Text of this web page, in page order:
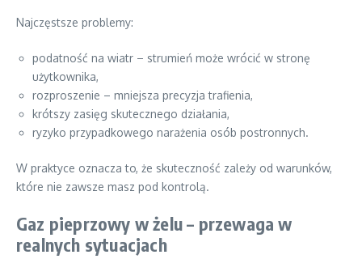
Najczęstsze problemy:
podatność na wiatr – strumień może wrócić w stronę
użytkownika,
rozproszenie – mniejsza precyzja trafienia,
krótszy zasięg skutecznego działania,
ryzyko przypadkowego narażenia osób postronnych.
W praktyce oznacza to, że skuteczność zależy od warunków,
które nie zawsze masz pod kontrolą.
Gaz pieprzowy w żelu – przewaga w
realnych sytuacjach